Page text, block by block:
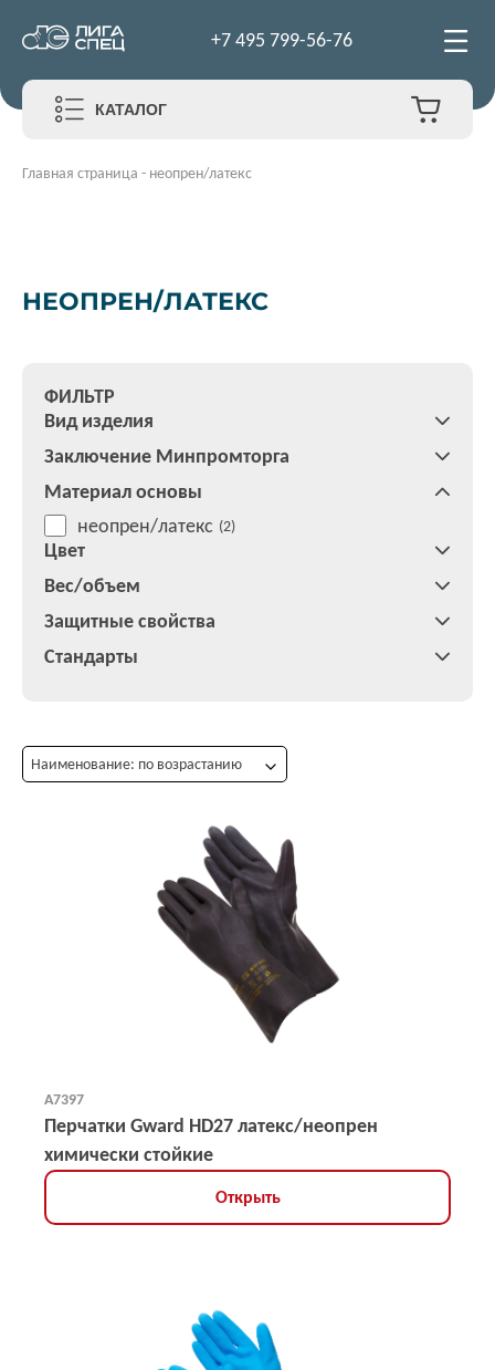
+7 495 799-56-76
КАТАЛОГ
Главная страница - неопрен/латекс
НЕОПРЕН/ЛАТЕКС
ФИЛЬТР
Вид изделия
Заключение Минпромторга
Материал основы
неопрен/латекс (2)
Цвет
Вес/объем
Защитные свойства
Стандарты
Наименование: по возрастанию
А7397
Перчатки Gward HD27 латекс/неопрен
химически стойкие
Открыть